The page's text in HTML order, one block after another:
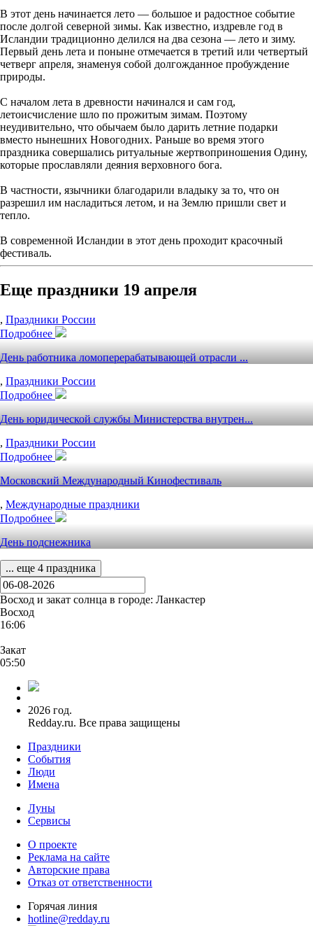
В этот день начинается лето — большое и радостное событие
после долгой северной зимы. Как известно, издревле год в
Исландии традиционно делился на два сезона — лето и зиму.
Первый день лета и поныне отмечается в третий или четвертый
четверг апреля, знаменуя собой долгожданное пробуждение
природы.
С началом лета в древности начинался и сам год,
летоисчисление шло по прожитым зимам. Поэтому
неудивительно, что обычаем было дарить летние подарки
вместо нынешних Новогодних. Раньше во время этого
праздника совершались ритуальные жертвоприношения Одину,
которые прославляли деяния верховного бога.
В частности, язычники благодарили владыку за то, что он
разрешил им насладиться летом, и на Землю пришли свет и
тепло.
В современной Исландии в этот день проходит красочный
фестиваль.
Еще праздники 19 апреля
, Праздники России
Подробнее
День работника ломоперерабатывающей отрасли ...
, Праздники России
Подробнее
День юридической службы Министерства внутрен...
, Праздники России
Подробнее
Московский Международный Кинофестиваль
, Международные праздники
Подробнее
День подснежника
... еще 4 праздника
Восход и закат солнца в городе: Ланкастер
Восход
16:06
Закат
05:50
2026 год.
Redday.ru. Все права защищены
Праздники
События
Люди
Имена
Луны
Сервисы
О проекте
Реклама на сайте
Авторские права
Отказ от ответственности
Горячая линия
hotline@redday.ru